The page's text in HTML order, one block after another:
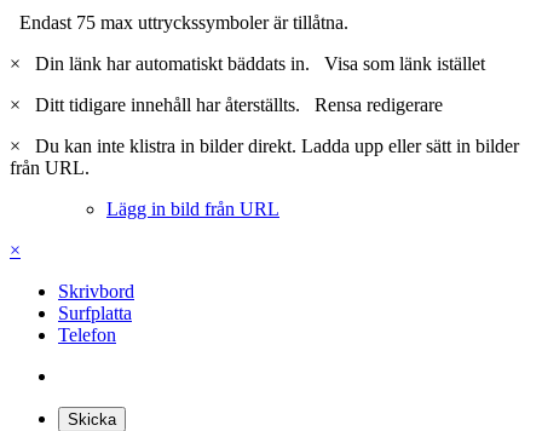
Endast 75 max uttryckssymboler är tillåtna.
×
Din länk har automatiskt bäddats in. Visa som länk istället
×
Ditt tidigare innehåll har återställts. Rensa redigerare
×
Du kan inte klistra in bilder direkt. Ladda upp eller sätt in bilder
från URL.
Lägg in bild från URL
×
Skrivbord
Surfplatta
Telefon
Skicka